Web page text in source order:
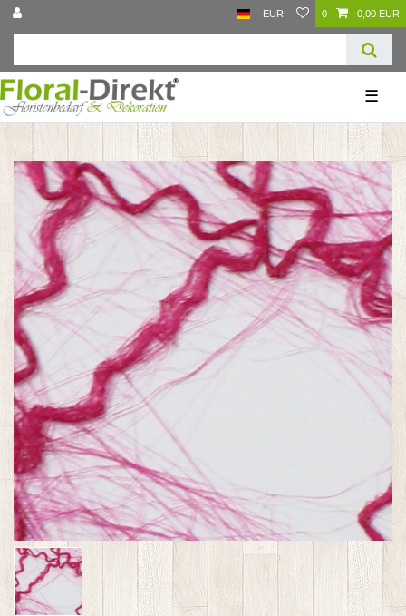
EUR 0 0,00 EUR
☰